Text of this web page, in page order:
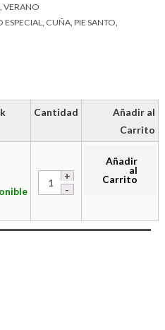
VERANO
CUÑA PIE SANTO
Cantidad
Añadir al
Carrito
Añadir
al
Carrito